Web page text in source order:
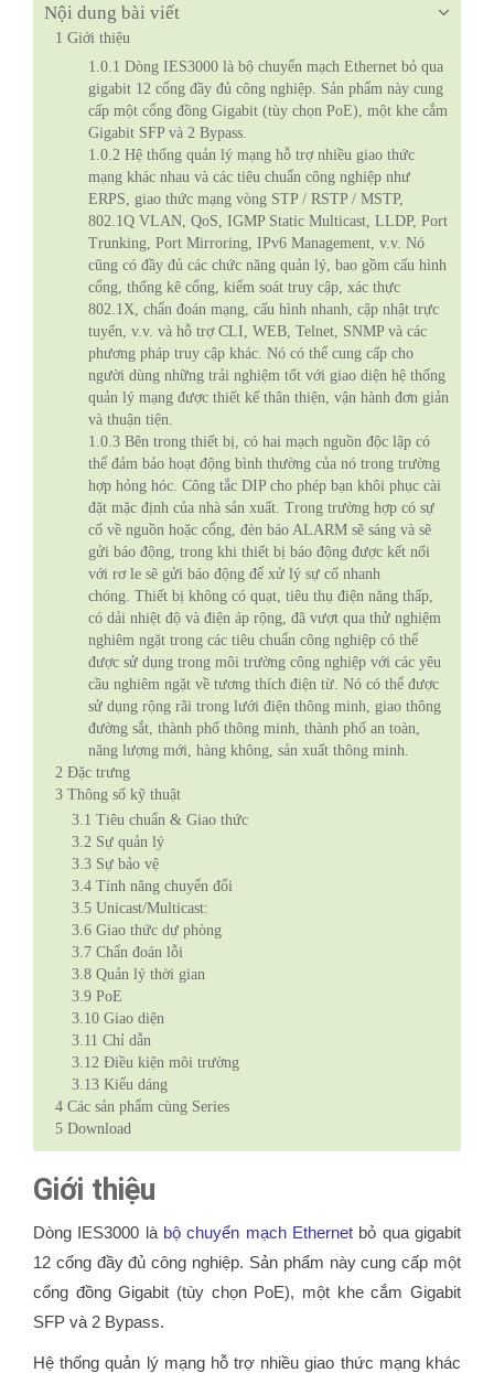
Nội dung bài viết
1 Giới thiệu
1.0.1 Dòng IES3000 là bộ chuyển mạch Ethernet bỏ qua
gigabit 12 cổng đầy đủ công nghiệp. Sản phẩm này cung
cấp một cổng đồng Gigabit (tùy chọn PoE), một khe cắm
Gigabit SFP và 2 Bypass.
1.0.2 Hệ thống quản lý mạng hỗ trợ nhiều giao thức
mạng khác nhau và các tiêu chuẩn công nghiệp như
ERPS, giao thức mạng vòng STP / RSTP / MSTP,
802.1Q VLAN, QoS, IGMP Static Multicast, LLDP, Port
Trunking, Port Mirroring, IPv6 Management, v.v. Nó
cũng có đầy đủ các chức năng quản lý, bao gồm cấu hình
cổng, thống kê cổng, kiểm soát truy cập, xác thực
802.1X, chẩn đoán mạng, cấu hình nhanh, cập nhật trực
tuyến, v.v. và hỗ trợ CLI, WEB, Telnet, SNMP và các
phương pháp truy cập khác. Nó có thể cung cấp cho
người dùng những trải nghiệm tốt với giao diện hệ thống
quản lý mạng được thiết kế thân thiện, vận hành đơn giản
và thuận tiện.
1.0.3 Bên trong thiết bị, có hai mạch nguồn độc lập có
thể đảm bảo hoạt động bình thường của nó trong trường
hợp hỏng hóc. Công tắc DIP cho phép bạn khôi phục cài
đặt mặc định của nhà sản xuất. Trong trường hợp có sự
cố về nguồn hoặc cổng, đèn báo ALARM sẽ sáng và sẽ
gửi báo động, trong khi thiết bị báo động được kết nối
với rơ le sẽ gửi báo động để xử lý sự cố nhanh
chóng. Thiết bị không có quạt, tiêu thụ điện năng thấp,
có dải nhiệt độ và điện áp rộng, đã vượt qua thử nghiệm
nghiêm ngặt trong các tiêu chuẩn công nghiệp có thể
được sử dụng trong môi trường công nghiệp với các yêu
cầu nghiêm ngặt về tương thích điện từ. Nó có thể được
sử dụng rộng rãi trong lưới điện thông minh, giao thông
đường sắt, thành phố thông minh, thành phố an toàn,
năng lượng mới, hàng không, sản xuất thông minh.
2 Đặc trưng
3 Thông số kỹ thuật
3.1 Tiêu chuẩn & Giao thức
3.2 Sự quản lý
3.3 Sự bảo vệ
3.4 Tính năng chuyển đổi
3.5 Unicast/Multicast:
3.6 Giao thức dự phòng
3.7 Chẩn đoán lỗi
3.8 Quản lý thời gian
3.9 PoE
3.10 Giao diện
3.11 Chỉ dẫn
3.12 Điều kiện môi trường
3.13 Kiểu dáng
4 Các sản phẩm cùng Series
5 Download
Giới thiệu
Dòng IES3000 là bộ chuyển mạch Ethernet bỏ qua gigabit
12 cổng đầy đủ công nghiệp. Sản phẩm này cung cấp một
cổng đồng Gigabit (tùy chọn PoE), một khe cắm Gigabit
SFP và 2 Bypass.
Hệ thống quản lý mạng hỗ trợ nhiều giao thức mạng khác